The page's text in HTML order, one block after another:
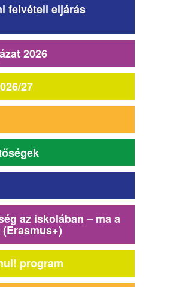
felvételi eljárás
2026
27
az iskolában – ma a
program